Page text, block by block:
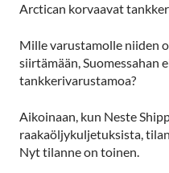
Arctican korvaavat
Mille varustamolle niiden
siirtämään, Suomessahan
tankkerivarustamoa?
Aikoinaan, kun Neste
raakaöljykuljetuksista,
Nyt tilanne on toinen.